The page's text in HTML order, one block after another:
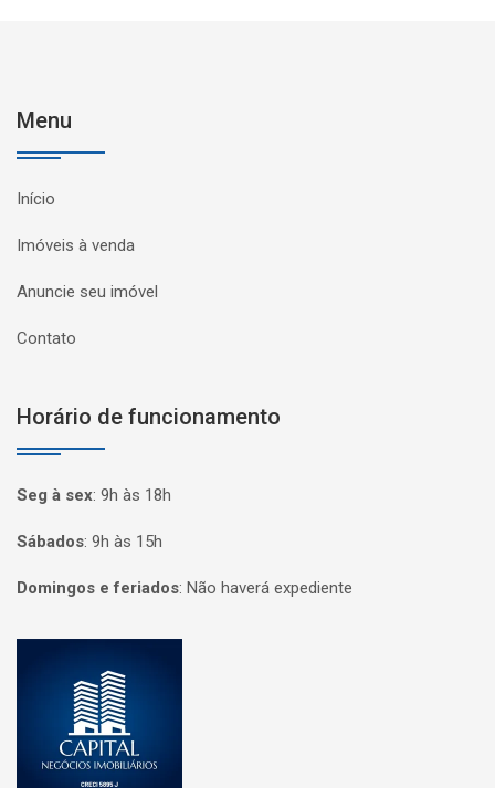
Menu
Início
Imóveis à venda
Anuncie seu imóvel
Contato
Horário de funcionamento
Seg à sex: 9h às 18h
Sábados: 9h às 15h
Domingos e feriados: Não haverá expediente